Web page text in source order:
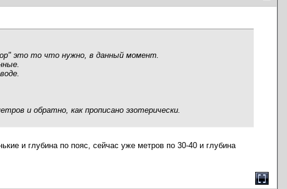
это то что нужно, в данный момент.
и обратно, как прописано эзотерически.
и глубина по пояс, сейчас уже метров по 30-40 и глубина